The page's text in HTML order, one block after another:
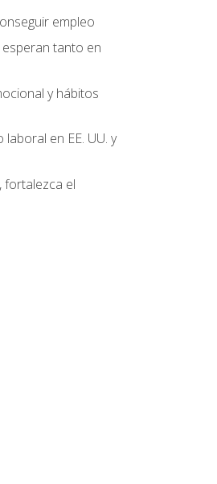
empleo
tanto en
y hábitos
en EE. UU. y
fortalezca el